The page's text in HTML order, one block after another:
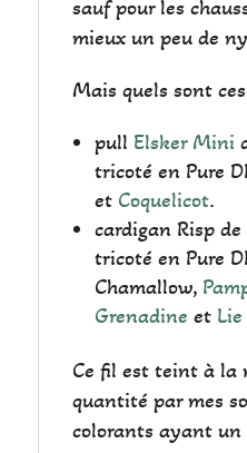
sauf pour les
mieux un peu de
Mais quels sont
pull Elsker Mini
tricoté en Pure
et Coquelicot.
cardigan Risp
tricoté en Pure
Chamallow,
Grenadine et
Ce fil est teint à la
quantité par mes
colorants ayant un